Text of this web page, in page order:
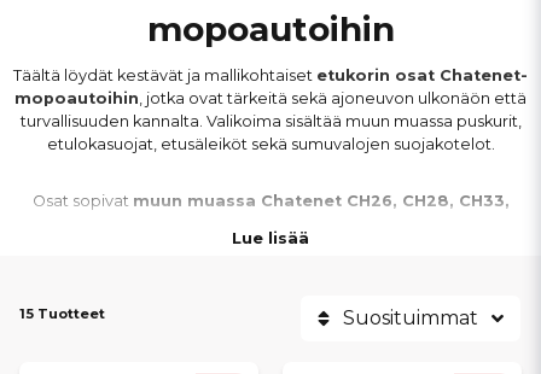
mopoautoihin
Täältä löydät kestävät ja mallikohtaiset etukorin osat Chatenet-
mopoautoihin, jotka ovat tärkeitä sekä ajoneuvon ulkonäön että
turvallisuuden kannalta. Valikoima sisältää muun muassa puskurit,
etulokasuojat, etusäleiköt sekä sumuvalojen suojakotelot.
Osat sopivat muun muassa Chatenet CH26, CH28, CH33,
valmistettu kestävistä materiaaleista ja mitoitettu vastaamaan
Lue lisää
15 Tuotteet Suosituimmat